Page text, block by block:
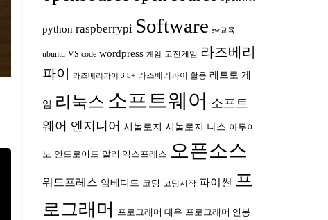
python raspberrypi Software sw교육
ubuntu VS code wordpress 게임 고전게임
라즈베리
파이
라즈베리파이 3 b+ 라즈베리파이 활용 레트로 게
임 리눅스 소프트웨어 소프트
웨어 엔지니어 시놀로지 시놀로지 나스 아두이
노 안드로이드 알리 익스프레스 오픈소스
워드프레스 임베디드 코딩 코딩시작 파이썬 프
로그래머
프로그래머 대우 프로그래머 연봉